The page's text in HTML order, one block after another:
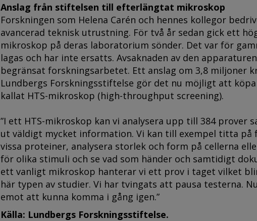
Anslag från stiftelsen till efterlängtat mikroskop
Forskningen som Helena Carén och hennes kollegor
avancerad teknisk utrustning. För två år sedan gick ett
mikroskop på deras laboratorium sönder. Det var för
lagas och har inte ersatts. Avsaknaden av den
begränsat forskningsarbetet. Ett anslag om 3,8 miljoner
Lundbergs Forskningsstiftelse gör det nu möjligt att
kallat HTS-mikroskop (high-throughput screening).
”I ett HTS-mikroskop kan vi analysera upp till 384 prover
ut väldigt mycket information. Vi kan till exempel titta på
vissa proteiner, analysera storlek och form på cellerna
för olika stimuli och se vad som händer och samtidigt
ett vanligt mikroskop hanterar vi ett prov i taget vilket
här typen av studier. Vi har tvingats att pausa testerna.
emot att kunna komma i gång igen.”
Källa: Lundbergs Forskningsstiftelse.